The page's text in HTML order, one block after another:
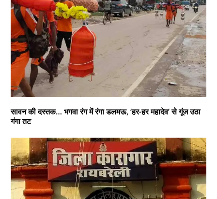
सावन की दस्तक… भगवा रंग में रंगा डलमऊ, ‘हर-हर महादेव’ से गूंज उठा
गंगा तट